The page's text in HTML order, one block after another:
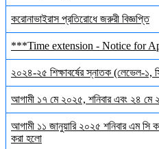
করোনাভাইরাস প্রতিরোধে জরুরী বিজ্ঞপ্তি
***Time extension - Notice for
২০২৪-২৫ শিক্ষাবর্ষের স্নাতক (লেভেল-১,
আগামী ১৭ মে ২০২৫, শনিবার এবং ২৪ মে
আগামী ১১ জানুয়ারি ২০২৫ শনিবার এম সি
করা হলো